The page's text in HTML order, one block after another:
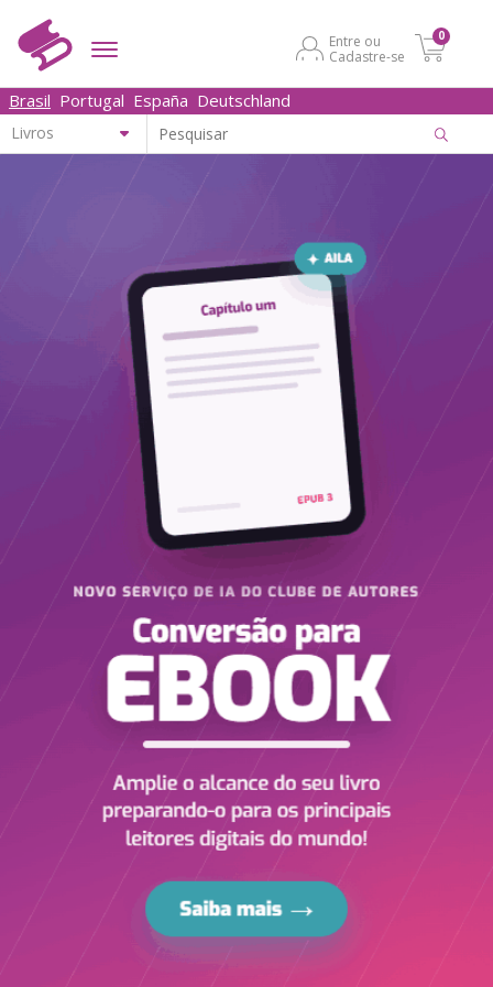
Entre ou
Cadastre-se
0
Brasil Portugal España Deutschland